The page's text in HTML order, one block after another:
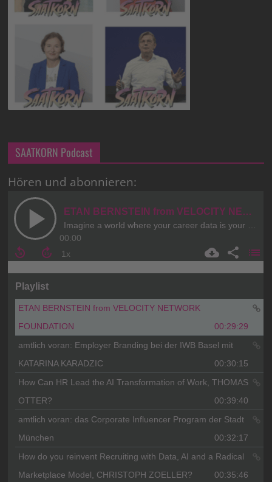
SAATKORN Podcast
Hören und abonnieren: